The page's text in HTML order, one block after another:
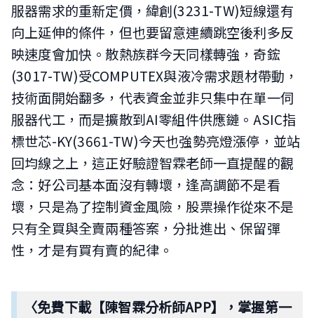
服器需求的重新定價，緯創(3231-TW)短線還有
向上延伸的條件，但也要留意連續跳空後利多反
映速度會加快。散熱族群今天同樣轉強，奇鋐
(3017-TW)受COMPUTEX與液冷需求題材帶動，
技術面開始翻多，代表資金並非只集中在單一伺
服器代工，而是擴散到AI零組件供應鏈。ASIC指
標世芯-KY(3661-TW)今天也強勢亮燈漲停，並站
回均線之上，這正好驗證智霖老師一直提醒的觀
念：好公司基本面沒有轉壞，逢高調節不是看
壞，只是為了控制資金風險，股票操作從來不是
只有全買與全賣兩種答案，分批進出、保留彈
性，才是有買有賣的紀律。
〈免費下載【陳智霖分析師APP】，掌握第一